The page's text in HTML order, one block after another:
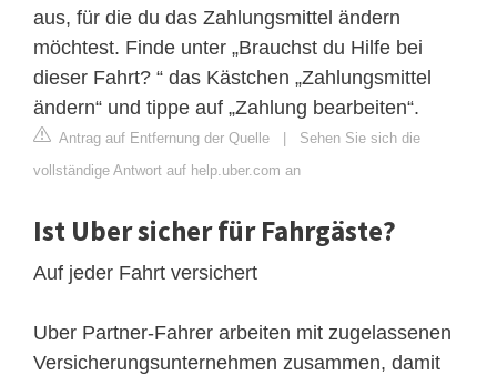
aus, für die du das Zahlungsmittel ändern
möchtest. Finde unter „Brauchst du Hilfe bei
dieser Fahrt? “ das Kästchen „Zahlungsmittel
ändern“ und tippe auf „Zahlung bearbeiten“.
Antrag auf Entfernung der Quelle | Sehen Sie sich die
vollständige Antwort auf help.uber.com an
Ist Uber sicher für Fahrgäste?
Auf jeder Fahrt versichert
Uber Partner-Fahrer arbeiten mit zugelassenen
Versicherungsunternehmen zusammen, damit